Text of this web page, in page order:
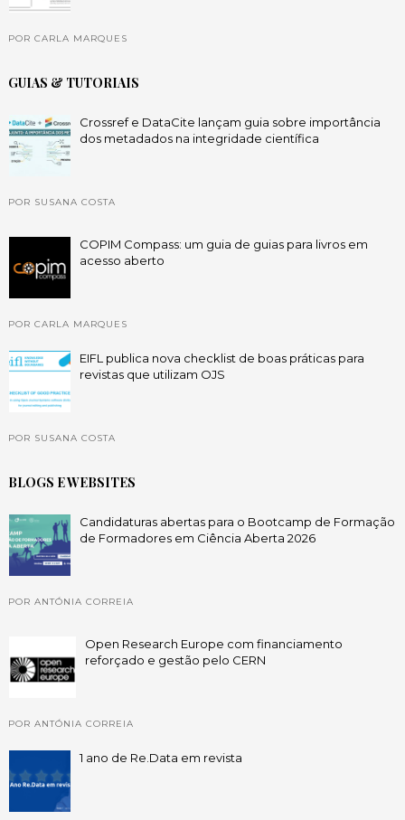
POR CARLA MARQUES
GUIAS & TUTORIAIS
Crossref e DataCite lançam guia sobre importância
dos metadados na integridade científica
POR SUSANA COSTA
COPIM Compass: um guia de guias para livros em
acesso aberto
POR CARLA MARQUES
EIFL publica nova checklist de boas práticas para
revistas que utilizam OJS
POR SUSANA COSTA
BLOGS E WEBSITES
Candidaturas abertas para o Bootcamp de Formação
de Formadores em Ciência Aberta 2026
POR ANTÓNIA CORREIA
Open Research Europe com financiamento
reforçado e gestão pelo CERN
POR ANTÓNIA CORREIA
1 ano de Re.Data em revista